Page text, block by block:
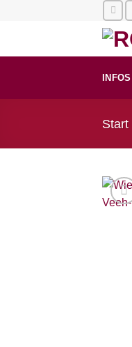
INFOS
Start